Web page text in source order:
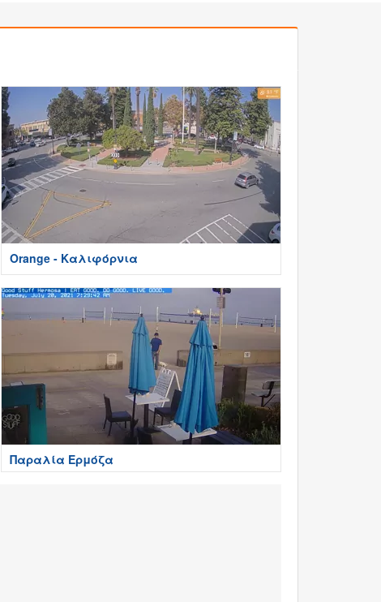
Orange - Καλιφόρνια
Παραλία Ερμόζα